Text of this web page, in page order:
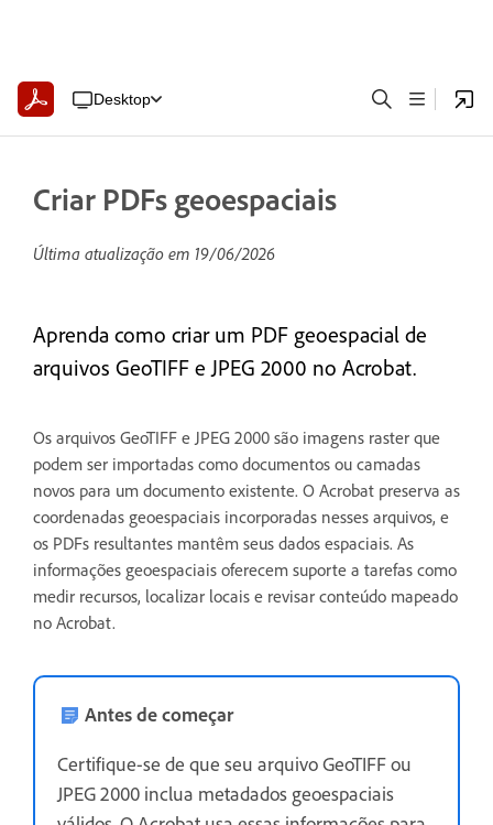
Desktop
Criar PDFs geoespaciais
Última atualização em 19/06/2026
Aprenda como criar um PDF geoespacial de
arquivos GeoTIFF e JPEG 2000 no Acrobat.
Os arquivos GeoTIFF e JPEG 2000 são imagens raster que
podem ser importadas como documentos ou camadas
novos para um documento existente. O Acrobat preserva as
coordenadas geoespaciais incorporadas nesses arquivos, e
os PDFs resultantes mantêm seus dados espaciais. As
informações geoespaciais oferecem suporte a tarefas como
medir recursos, localizar locais e revisar conteúdo mapeado
no Acrobat.
Antes de começar
Certifique-se de que seu arquivo GeoTIFF ou
JPEG 2000 inclua metadados geoespaciais